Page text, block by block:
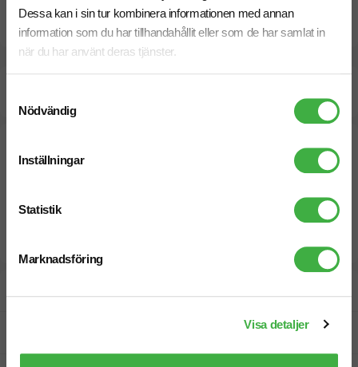
Dessa kan i sin tur kombinera informationen med annan
information som du har tillhandahållit eller som de har samlat in
när du har använt deras tjänster.
Nödvändig
Inställningar
Statistik
Marknadsföring
Visa detaljer
Dokument / Tryckmall